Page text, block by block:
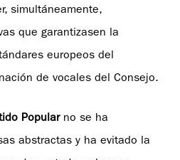
simultáneamente,
que garantizasen la
europeos del
de vocales del Consejo.
Popularno se ha
abstractas y ha evitado la